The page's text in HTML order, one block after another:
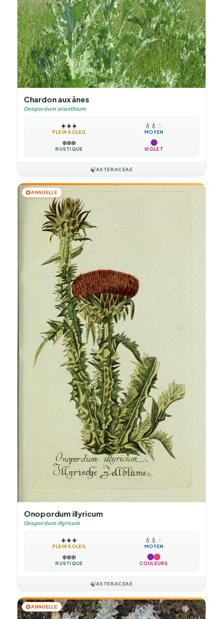
Chardon aux ânes
Onopordum acanthium
☀️☀️☀️
PLEIN SOLEIL
💧 💧 💧
MOYEN
❄️❄️❄️
RUSTIQUE VIOLET
🍃ASTERACEAE
🌻ANNUELLE
Onopordum illyricum
Onopordum illyricum
☀️☀️☀️
PLEIN SOLEIL
💧 💧 💧
MOYEN
❄️❄️❄️
RUSTIQUE COULEURS
🍃ASTERACEAE
🌻ANNUELLE